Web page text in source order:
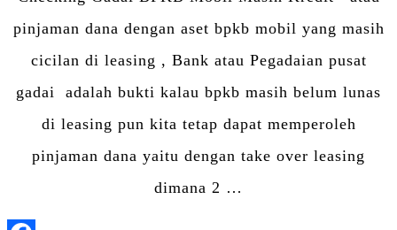
pinjaman dana dengan aset bpkb mobil yang masih
cicilan di leasing , Bank atau Pegadaian pusat
gadai adalah bukti kalau bpkb masih belum lunas
di leasing pun kita tetap dapat memperoleh
pinjaman dana yaitu dengan take over leasing
dimana 2 …